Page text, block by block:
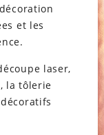
et les
laser,
la tôlerie